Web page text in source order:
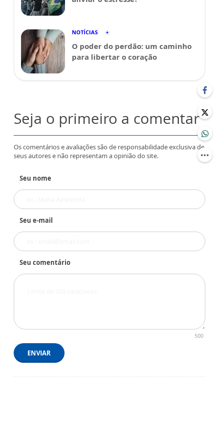
NOTÍCIAS
O poder do perdão: um caminho
para libertar o coração
Seja o primeiro a comentar
Os comentários e avaliações são de responsabilidade exclusiva de
seus autores e não representam a opinião do site.
Seu nome
Seu e-mail
Seu comentário
500
ENVIAR